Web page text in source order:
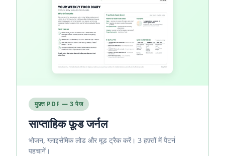
मुफ़्त PDF — 3 पेज
साप्ताहिक फ़ूड जर्नल
भोजन, ग्लाइसेमिक लोड और मूड ट्रैक करें। 3 हफ़्तों में पैटर्न
पहचानें।